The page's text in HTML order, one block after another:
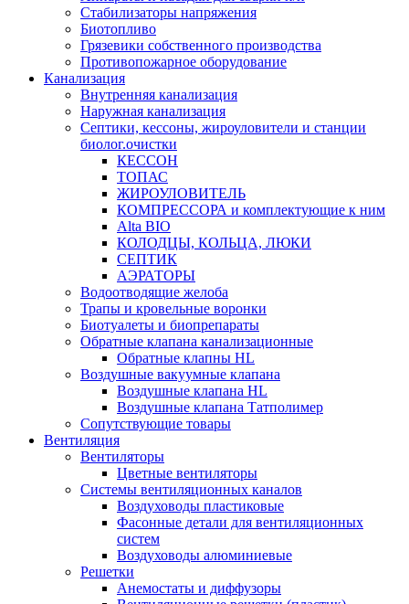
Стабилизаторы напряжения
Биотопливо
Грязевики собственного производства
Противопожарное оборудование
Канализация
Внутренняя канализация
Наружная канализация
Септики, кессоны, жироуловители и станции
биолог.очистки
КЕССОН
ТОПАС
ЖИРОУЛОВИТЕЛЬ
КОМПРЕССОРА и комплектующие к ним
Alta BIO
КОЛОДЦЫ, КОЛЬЦА, ЛЮКИ
СЕПТИК
АЭРАТОРЫ
Водоотводящие желоба
Трапы и кровельные воронки
Биотуалеты и биопрепараты
Обратные клапана канализационные
Обратные клапны HL
Воздушные вакуумные клапана
Воздушные клапана HL
Воздушные клапана Татполимер
Сопутствующие товары
Вентиляция
Вентиляторы
Цветные вентиляторы
Системы вентиляционных каналов
Воздуховоды пластиковые
Фасонные детали для вентиляционных
систем
Воздуховоды алюминиевые
Решетки
Анемостаты и диффузоры